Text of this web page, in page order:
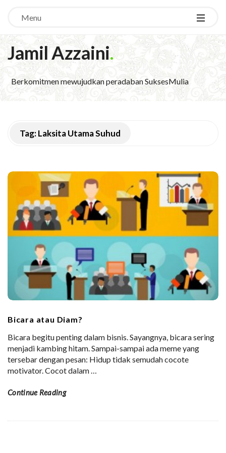
Menu
Jamil Azzaini.
Berkomitmen mewujudkan peradaban SuksesMulia
Tag:Laksita Utama Suhud
Bicara atau Diam?
Bicara begitu penting dalam bisnis. Sayangnya, bicara sering
menjadi kambing hitam. Sampai-sampai ada meme yang
tersebar dengan pesan: Hidup tidak semudah cocote
motivator. Cocot dalam…
Continue Reading